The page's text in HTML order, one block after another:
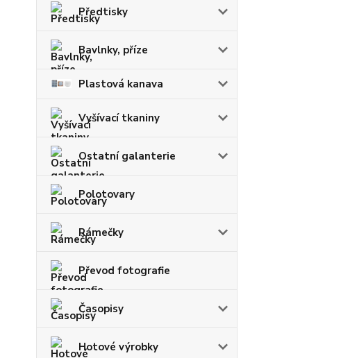
Předtisky
Bavlnky, příze
Plastová kanava
Vyšívací tkaniny
Ostatní galanterie
Polotovary
Rámečky
Převod fotografie
Časopisy
Hotové výrobky